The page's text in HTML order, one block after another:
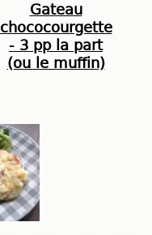
Gateau
chococourgette
- 3 pp la part
(ou le muffin)